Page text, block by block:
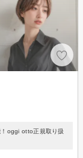
oggi otto正規取り扱